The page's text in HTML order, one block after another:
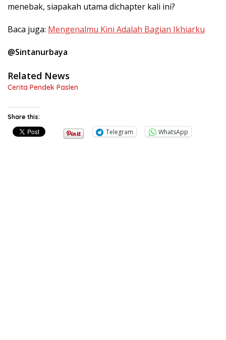
menebak, siapakah utama dichapter kali ini?
Baca juga: Mengenalmu Kini Adalah Bagian Ikhiarku
@Sintanurbaya
Related News
Cerita Pendek Paslen
Share this:
Telegram WhatsApp